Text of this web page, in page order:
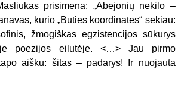
prisimena: „Abejonių nekilo –
kurio „Būties koordinates“ sekiau:
žmogiškas egzistencijos sūkurys
poezijos eilutėje. <…> Jau pirmo
aišku: šitas – padarys! Ir nuojauta